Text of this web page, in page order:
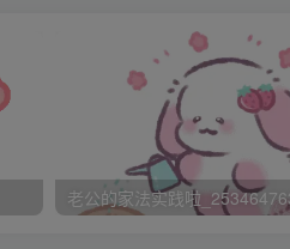
下，这次我用力打了上去，并
下来问妹妹叫停的时候是不是真
的左手已经能感觉到妹妹背上
的地方有乌的印子，我有点
老公的家法实践啦